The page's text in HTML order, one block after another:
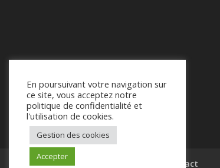
Contact
En poursuivant votre navigation sur
ce site, vous acceptez notre
politique de confidentialité et
l'utilisation de cookies.
Gestion des cookies
Accepter